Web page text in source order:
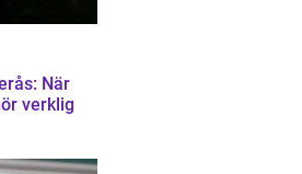
När
verklig